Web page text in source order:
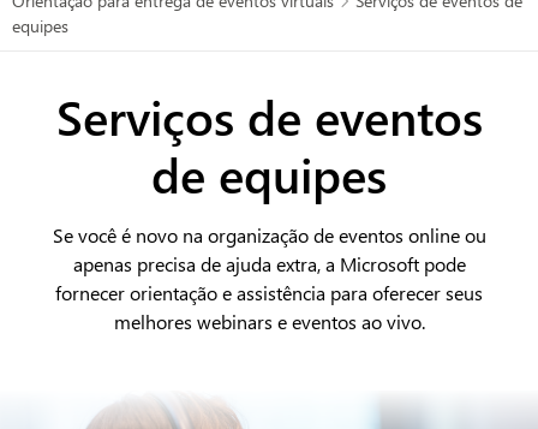
equipes
Serviços de eventos
de equipes
Se você é novo na organização de eventos online ou
apenas precisa de ajuda extra, a Microsoft pode
fornecer orientação e assistência para oferecer seus
melhores webinars e eventos ao vivo.